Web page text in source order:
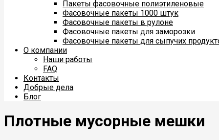
Пакеты фасовочные полиэтиленовые
Фасовочные пакеты 1000 штук
Фасовочные пакеты в рулоне
Фасовочные пакеты для заморозки
Фасовочные пакеты для сыпучих
О компании
Наши работы
FAQ
Контакты
Добрые дела
Блог
Плотные мусорные мешки